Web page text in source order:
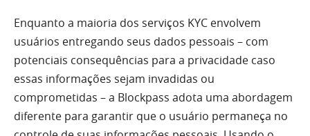
Enquanto a maioria dos serviços KYC envolvem
usuários entregando seus dados pessoais – com
potenciais consequências para a privacidade caso
essas informações sejam invadidas ou
comprometidas – a Blockpass adota uma abordagem
diferente para garantir que o usuário permaneça no